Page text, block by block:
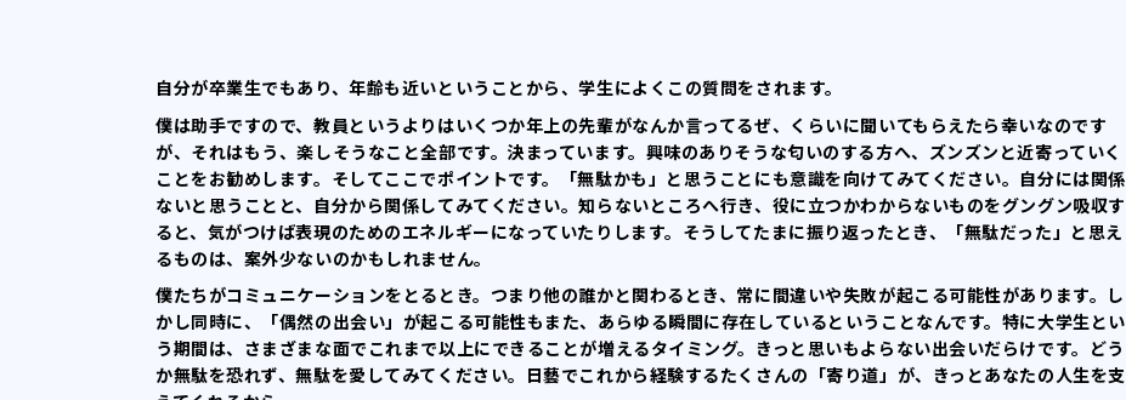
自分が卒業生でもあり、年齢も近いということから、学生によくこの質問をされます。
僕は助手ですので、教員というよりはいくつか年上の先輩がなんか言ってるぜ、くらいに聞いてもらえたら幸いなのです
が、それはもう、楽しそうなこと全部です。決まっています。興味のありそうな匂いのする方へ、ズンズンと近寄っていく
ことをお勧めします。そしてここでポイントです。「無駄かも」と思うことにも意識を向けてみてください。自分には関係
ないと思うことと、自分から関係してみてください。知らないところへ行き、役に立つかわからないものをグングン吸収す
ると、気がつけば表現のためのエネルギーになっていたりします。そうしてたまに振り返ったとき、「無駄だった」と思え
るものは、案外少ないのかもしれません。
僕たちがコミュニケーションをとるとき。つまり他の誰かと関わるとき、常に間違いや失敗が起こる可能性があります。し
かし同時に、「偶然の出会い」が起こる可能性もまた、あらゆる瞬間に存在しているということなんです。特に大学生とい
う期間は、さまざまな面でこれまで以上にできることが増えるタイミング。きっと思いもよらない出会いだらけです。どう
か無駄を恐れず、無駄を愛してみてください。日藝でこれから経験するたくさんの「寄り道」が、きっとあなたの人生を支